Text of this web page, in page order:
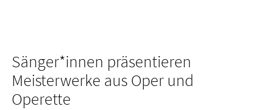
Sänger*innen präsentieren
Meisterwerke aus Oper und
Operette